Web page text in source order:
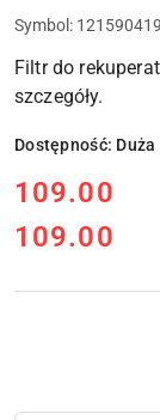
Symbol:
Filtr do
szczegóły.
Dostępność:
cena:
109.00
Cena:
109.00